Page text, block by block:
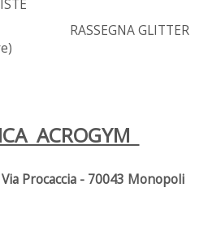
GLITTER
ACROGYM
Procaccia - 70043 Monopoli